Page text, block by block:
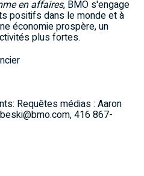
en affaires, BMO s'engage
positifs dans le monde et à
économie prospère, un
plus fortes.
Requêtes médias : Aaron
416 867-